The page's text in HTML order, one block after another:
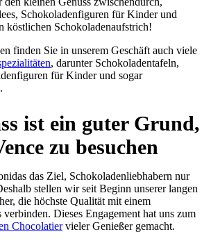
Schokoladenfiguren für Kinder und
köstlichen Schokoladenaufstrich!
finden Sie in unserem Geschäft auch viele
, darunter Schokoladentafeln,
für Kinder und sogar
ist ein guter Grund,
zu besuchen
das Ziel, Schokoladenliebhabern nur
stellen wir seit Beginn unserer langen
die höchste Qualität mit einem
Dieses Engagement hat uns zum
Chocolatiervieler Genießer gemacht.